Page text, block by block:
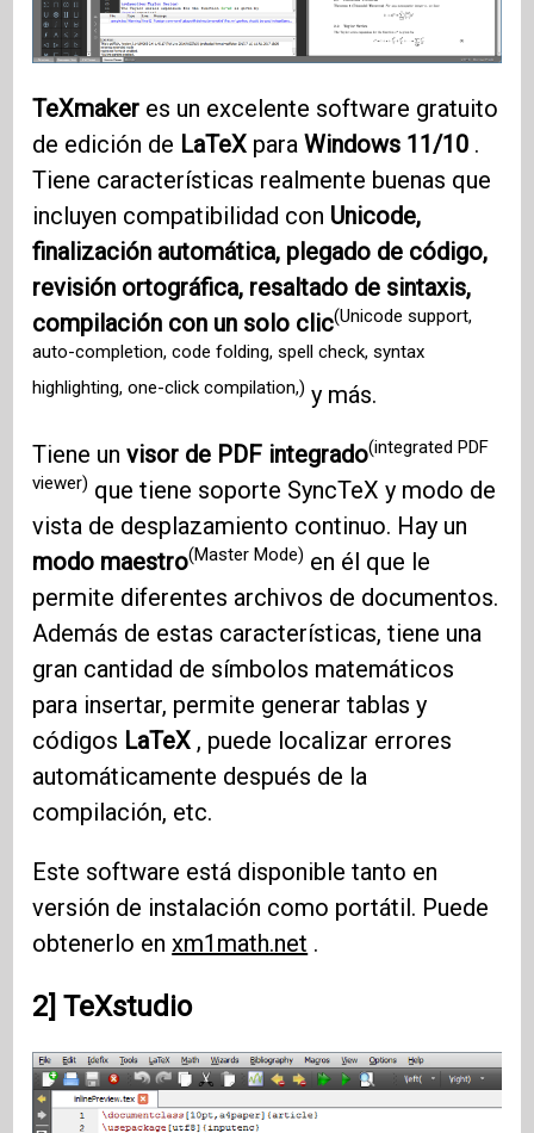
TeXmaker es un excelente software gratuito
de edición de LaTeX paraWindows 11/10 .
Tiene características realmente buenas que
incluyen compatibilidad con Unicode,
finalización automática, plegado de código,
revisión ortográfica, resaltado de sintaxis,
compilación con un solo clic(Unicode support,
auto-completion, code folding, spell check, syntax
highlighting, one-click compilation,) y más.
Tiene unvisor de PDF integrado(integrated PDF
viewer) que tiene soporte SyncTeX y modo de
vista de desplazamiento continuo. Hay un
modo maestro(Master Mode) en él que le
permite diferentes archivos de documentos.
Además de estas características, tiene una
gran cantidad de símbolos matemáticos
para insertar, permite generar tablas y
códigos LaTeX , puede localizar errores
automáticamente después de la
compilación, etc.
Este software está disponible tanto en
versión de instalación como portátil. Puede
obtenerlo enxm1math.net .
2] TeXstudio